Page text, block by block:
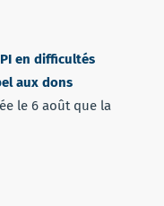
en difficultés
aux dons
le 6 août que la